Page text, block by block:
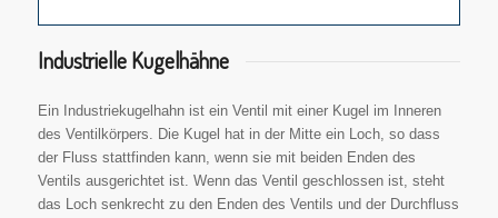
Industrielle Kugelhähne
Ein Industriekugelhahn ist ein Ventil mit einer Kugel im Inneren
des Ventilkörpers. Die Kugel hat in der Mitte ein Loch, so dass
der Fluss stattfinden kann, wenn sie mit beiden Enden des
Ventils ausgerichtet ist. Wenn das Ventil geschlossen ist, steht
das Loch senkrecht zu den Enden des Ventils und der Durchfluss